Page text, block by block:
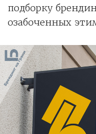
подборку
озабоченных